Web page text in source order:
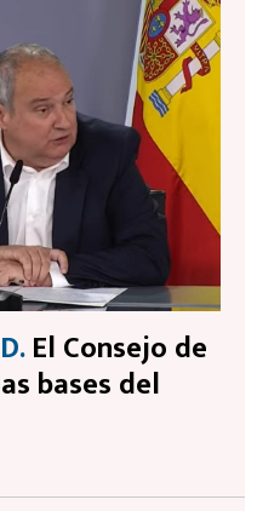
El Consejo de
bases del